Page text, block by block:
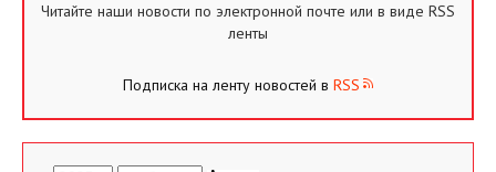
Читайте наши новости по электронной почте или в виде RSS
ленты
Подписка на ленту новостей в RSS